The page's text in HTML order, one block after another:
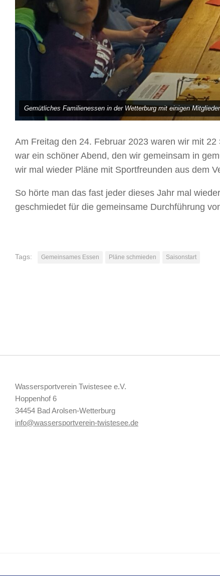
Gemütliches Familienessen in der Wetterburg mit einigen
Am Freitag den 24. Februar 2023 waren wir mit
war ein schöner Abend, den wir gemeinsam in
wir mal wieder Pläne mit Sportfreunden aus dem
So hörte man das fast jeder dieses Jahr mal
geschmiedet für die gemeinsame Durchführung
Tags: Gemeinsames Essen Pläne schmieden Saisonstart
Die Saison 2026 kann endlich starten